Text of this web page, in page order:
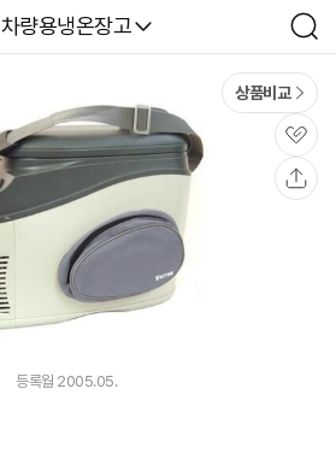
다나와
차량용냉온장고
검
색
상품비교
관
심
등록월 2005.05.